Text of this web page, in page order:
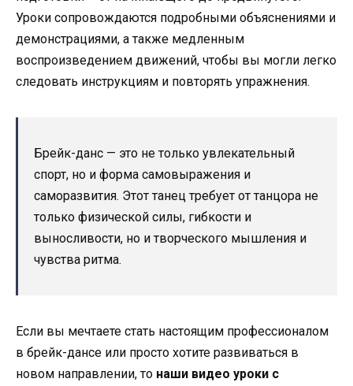
Уроки сопровождаются подробными объяснениями и
демонстрациями, а также медленным
воспроизведением движений, чтобы вы могли легко
следовать инструкциям и повторять упражнения.
Брейк-данс — это не только увлекательный
спорт, но и форма самовыражения и
саморазвития. Этот танец требует от танцора не
только физической силы, гибкости и
выносливости, но и творческого мышления и
чувства ритма.
Если вы мечтаете стать настоящим профессионалом
в брейк-дансе или просто хотите развиваться в
новом направлении, то наши видео уроки с